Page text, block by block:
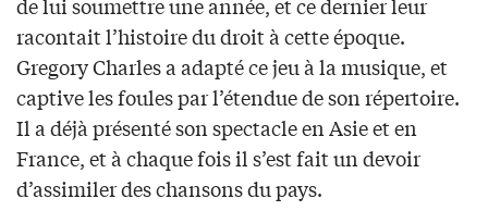
de lui soumettre une année, et ce dernier leur
racontait l’histoire du droit à cette époque.
Gregory Charles a adapté ce jeu à la musique, et
captive les foules par l’étendue de son répertoire.
Il a déjà présenté son spectacle en Asie et en
France, et à chaque fois il s’est fait un devoir
d’assimiler des chansons du pays.